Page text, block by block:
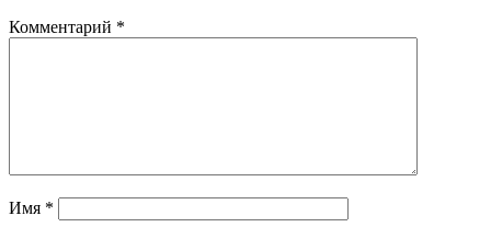
Комментарий *
Имя *